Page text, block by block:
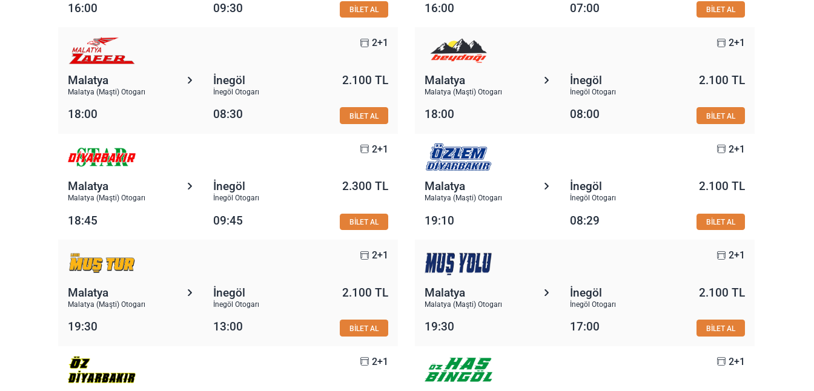
16:00 09:30 BİLET AL 16:00 07:00 BİLET AL
2+1
Malatya
Malatya (Maşti) Otogarı
İnegöl
İnegöl Otogarı
2.100 TL
18:00 08:30 BİLET AL
2+1
Malatya
Malatya (Maşti) Otogarı
İnegöl
İnegöl Otogarı
2.100 TL
18:00 08:00 BİLET AL
2+1
Malatya
Malatya (Maşti) Otogarı
İnegöl
İnegöl Otogarı
2.300 TL
18:45 09:45 BİLET AL
2+1
Malatya
Malatya (Maşti) Otogarı
İnegöl
İnegöl Otogarı
2.100 TL
19:10 08:29 BİLET AL
2+1
Malatya
Malatya (Maşti) Otogarı
İnegöl
İnegöl Otogarı
2.100 TL
19:30 13:00 BİLET AL
2+1
Malatya
Malatya (Maşti) Otogarı
İnegöl
İnegöl Otogarı
2.100 TL
19:30 17:00 BİLET AL
2+1 2+1